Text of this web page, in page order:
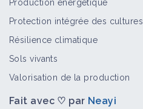
Production énergétique
Protection intégrée des cultures
Résilience climatique
Sols vivants
Valorisation de la production
Fait avec ♡ par Neayi